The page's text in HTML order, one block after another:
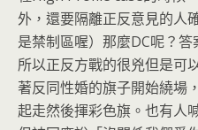
外，還要隔離正反意見的人
是禁制區喔）那麼DC呢？答
所以正反方戰的很兇但是可
著反同性婚的旗子開始繞場
起走然後揮彩色旗。也有人